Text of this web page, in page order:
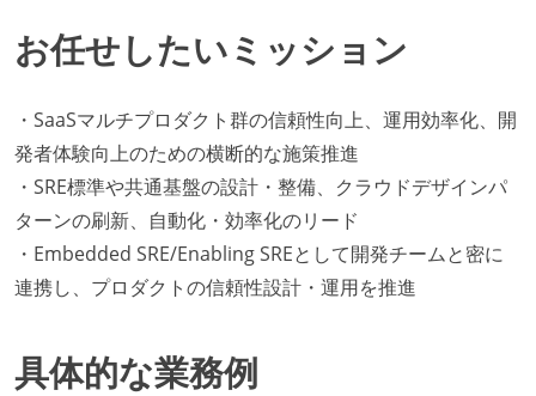
お任せしたいミッション
・SaaSマルチプロダクト群の信頼性向上、運用効率化、開
発者体験向上のための横断的な施策推進
・SRE標準や共通基盤の設計・整備、クラウドデザインパ
ターンの刷新、自動化・効率化のリード
・Embedded SRE/Enabling SREとして開発チームと密に
連携し、プロダクトの信頼性設計・運用を推進
具体的な業務例